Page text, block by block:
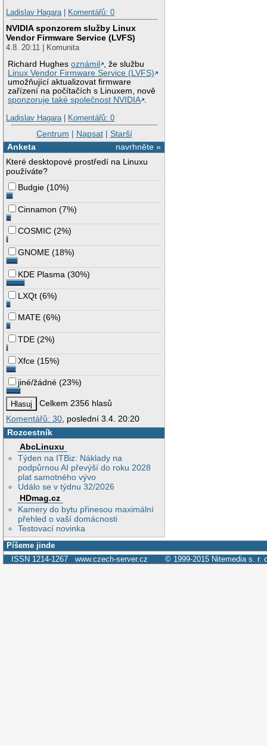
Ladislav Hagara| Komentářů: 0
NVIDIA sponzorem služby Linux
Vendor Firmware Service (LVFS)
4.8. 20:11 | Komunita
Richard Hughesoznámil
, že službu
Linux Vendor Firmware Service (LVFS)
umožňující aktualizovat firmware
zařízení na počítačích s Linuxem, nově
sponzoruje také společnost NVIDIA .
Ladislav Hagara| Komentářů: 0
Centrum | Napsat| Starší
navrhněte »
Anketa
Které desktopové prostředí na Linuxu
používáte?
Budgie (10%)
Cinnamon (7%)
COSMIC (2%)
GNOME (18%)
KDE Plasma (30%)
LXQt (6%)
MATE (6%)
TDE (2%)
Xfce (15%)
jiné/žádné (23%)
Celkem 2356 hlasů
Komentářů: 30 , poslední 3.4. 20:20
Rozcestník
AbcLinuxu
Týden na ITBiz: Náklady na
podpůrnou AI převýší do roku 2028
plat samotného vývo
Událo se v týdnu 32/2026
HDmag.cz
Kamery do bytu přinesou maximální
přehled o vaší domácnosti
Testovací novinka
Píšeme jinde
ISSN 1214-1267 www.czech-server.cz © 1999-2015 Nitemedia s. r.